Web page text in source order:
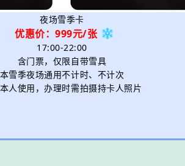
夜场雪季卡
优惠价：999元/张
17:00-22:00
含门票，仅限自带雪具
本雪季夜场通用不计时、不计次
人使用，办理时需拍摄持卡人照片